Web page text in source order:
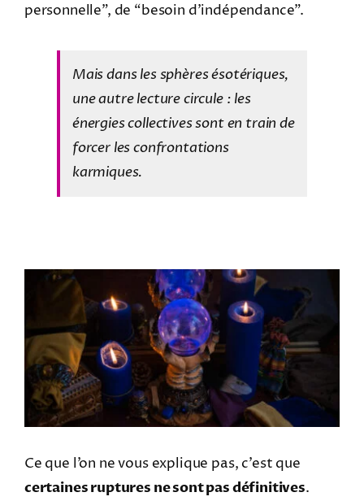
personnelle”, de “besoin d’indépendance”.
Mais dans les sphères ésotériques,
une autre lecture circule : les
énergies collectives sont en train de
forcer les confrontations
karmiques.
Ce que l’on ne vous explique pas, c’est que
certaines ruptures ne sont pas définitives.